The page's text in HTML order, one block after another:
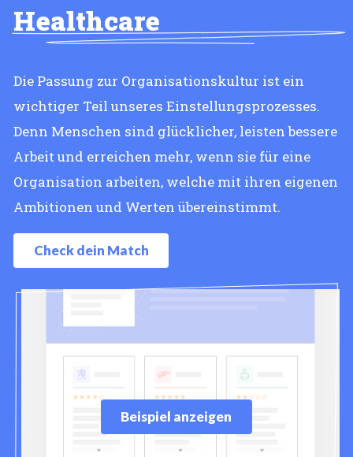
Healthcare
Die Passung zur Organisationskultur ist ein
wichtiger Teil unseres Einstellungsprozesses.
Denn Menschen sind glücklicher, leisten bessere
Arbeit und erreichen mehr, wenn sie für eine
Organisation arbeiten, welche mit ihren eigenen
Ambitionen und Werten übereinstimmt.
Check dein Match
Beispiel anzeigen